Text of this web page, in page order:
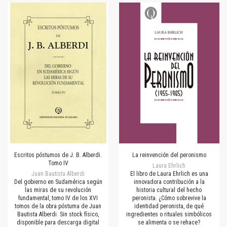
Escritos póstumos de J. B. Alberdi.
Tomo IV
Juan Bautista Alberdi
Del gobierno en Sudamérica según
las miras de su revolución
fundamental, tomo IV de los XVI
tomos de la obra póstuma de Juan
Bautista Alberdi. Sin stock físico,
disponible para descarga digital
La reinvención del peronismo
Laura Ehrlich
El libro de Laura Ehrlich es una
innovadora contribución a la
historia cultural del hecho
peronista. ¿Cómo sobrevive la
identidad peronista, de qué
ingredientes o rituales simbólicos
se alimenta o se rehace?